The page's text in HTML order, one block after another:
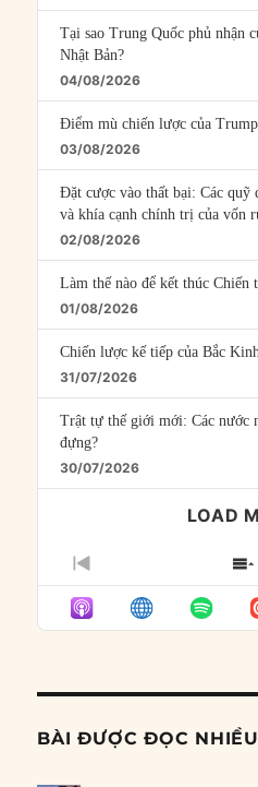
Tại sao Trung Quốc phủ nhận
Nhật Bản?
04/08/2026
Điểm mù chiến lược của
03/08/2026
Đặt cược vào thất bại: Các quỹ
và khía cạnh chính trị của vốn
02/08/2026
Làm thế nào để kết thúc Chiến
01/08/2026
Chiến lược kế tiếp của Bắc
31/07/2026
Trật tự thế giới mới: Các nước
đựng?
30/07/2026
LOAD
PREVIOUS
EPISODE
BÀI ĐƯỢC ĐỌC NHIỀU